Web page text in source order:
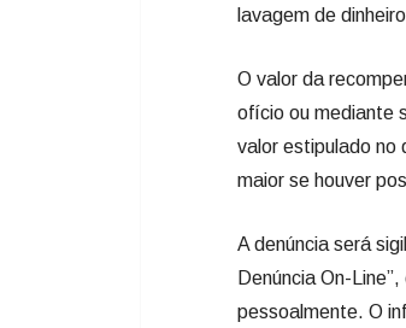
lavagem de
O valor da
ofício ou mediante
valor estipulado no
maior se houver
A denúncia será
Denúncia On-
pessoalmente. O